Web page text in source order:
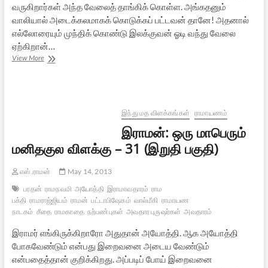
வருகிறார்கள் அந்த வேலைத் தாங்கிக் கொள்ள. அங்கதனும்
வாலியால் அடைக்கலமாகக் கொடுக்கப் பட்டவன் தானே! அதனால்
எல்லோரையும் முந்திக் கொண்டு இலக்குவன் ஓடி வந்து வேலை
ஏற்கிறான்…
View Moreஇராம
இந்து மத விளக்கங்கள்
ராமாயணம்
இராமன்: ஒரு மாபெரும்
மனிதகுல விளக்கு – 31 (இறுதி பகுதி)
எஸ்.ராமன்
May 14, 2013
பரதன் ராமநவமி அயோத்தி இராமாவதாரம் ராம
பக்தி ராமராஜ்ஜியம் ராமன் பட்டாபிஷேகம் வால்மீகி ராமாயண
நாடகம் சீதை ராமகாதை நற்பண்புகள் அவதார புருஷர்கள் அவதாரம்
இராமர் எங்கிருக்கிறாரோ அதுதான் அயோத்தி. ஆக அயோத்தி
போகவேண்டும் என்பது இறைவனை அடைய வேண்டும்
என்பதைத்தான் குறிக்கிறது. அப்படிப் போய் இறைவனை